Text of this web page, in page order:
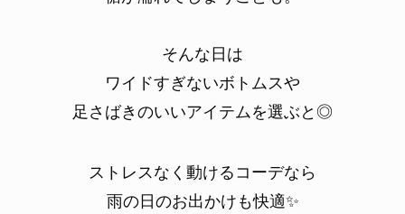
そんな日は
ワイドすぎないボトムスや
足さばきのいいアイテムを選ぶと◎
ストレスなく動けるコーデなら
雨の日のお出かけも快適✨